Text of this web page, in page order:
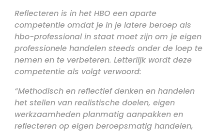
Reflecteren is in het HBO een aparte
competentie omdat je in je latere beroep als
hbo-professional in staat moet zijn om je eigen
professionele handelen steeds onder de loep te
nemen en te verbeteren. Letterlijk wordt deze
competentie als volgt verwoord:
“Methodisch en reflectief denken en handelen
het stellen van realistische doelen, eigen
werkzaamheden planmatig aanpakken en
reflecteren op eigen beroepsmatig handelen,